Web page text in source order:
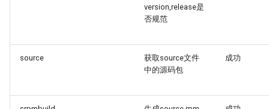
version,release是
否规范
source
获取source文件
中的源码包
成功